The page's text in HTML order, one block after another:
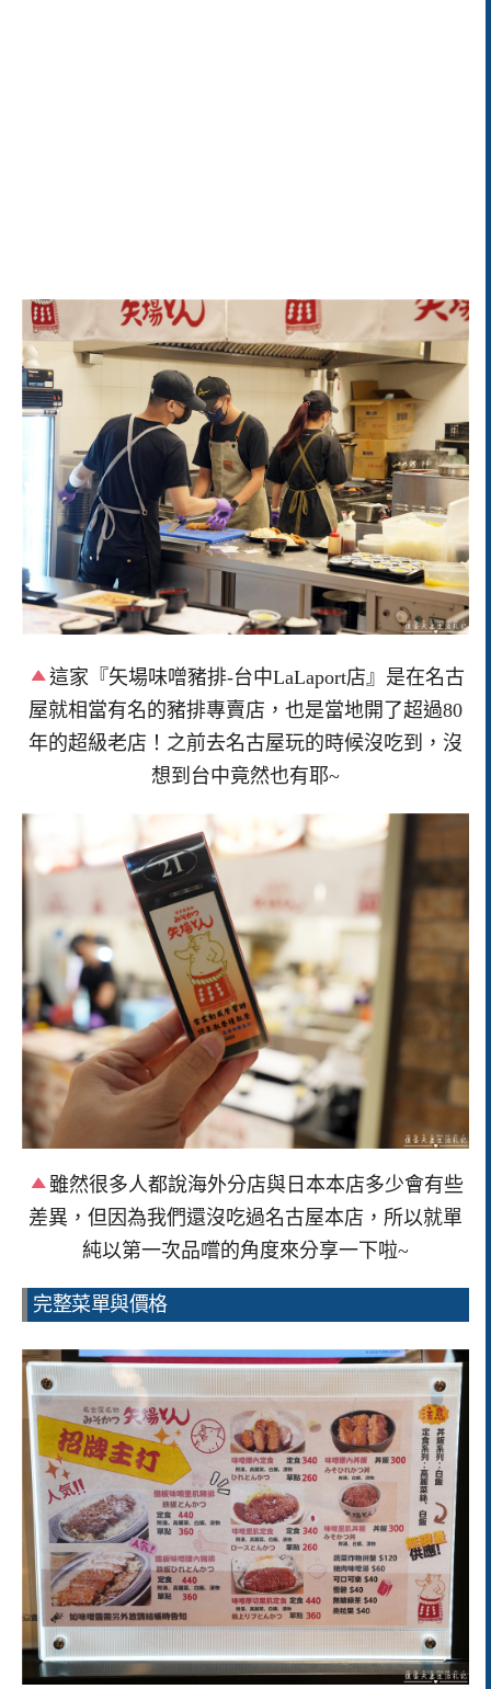
這家『矢場味噌豬排-台中LaLaport店』是在名古
屋就相當有名的豬排專賣店，也是當地開了超過80
年的超級老店！之前去名古屋玩的時候沒吃到，沒
想到台中竟然也有耶~
雖然很多人都說海外分店與日本本店多少會有些
差異，但因為我們還沒吃過名古屋本店，所以就單
純以第一次品嚐的角度來分享一下啦~
完整菜單與價格